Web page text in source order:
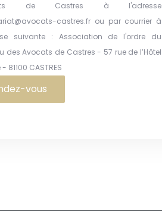
de Castres à l'adresse
castres.fr ou par courrier à
suivante : Association de l'ordre du
des Avocats de Castres - 57 rue de l’Hôtel
81100 CASTRES